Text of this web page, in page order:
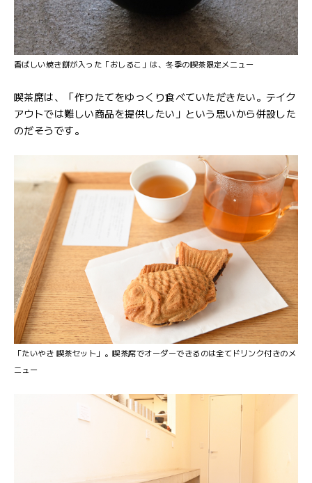
香ばしい焼き餅が入った「おしるこ」は、冬季の喫茶限定メニュー
喫茶席は、「作りたてをゆっくり食べていただきたい。テイク
アウトでは難しい商品を提供したい」という思いから併設した
のだそうです。
「たいやき 喫茶セット」。喫茶席でオーダーできるのは全てドリンク付きのメ
ニュー